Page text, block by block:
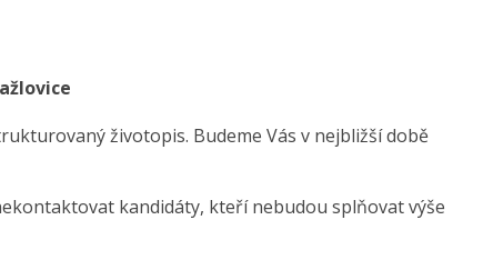
životopis. Budeme Vás v nejbližší době
kandidáty, kteří nebudou splňovat výše